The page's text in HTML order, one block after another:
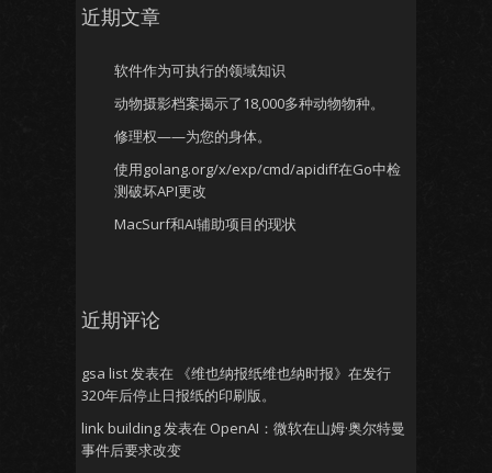
近期文章
软件作为可执行的领域知识
动物摄影档案揭示了18,000多种动物物种。
修理权——为您的身体。
使用golang.org/x/exp/cmd/apidiff在Go中检
测破坏API更改
MacSurf和AI辅助项目的现状
近期评论
gsa list发表在
《维也纳报纸维也纳时报》在发行
320年后停止日报纸的印刷版。
link building发表在 OpenAI：微软在山姆·奥尔特曼
事件后要求改变